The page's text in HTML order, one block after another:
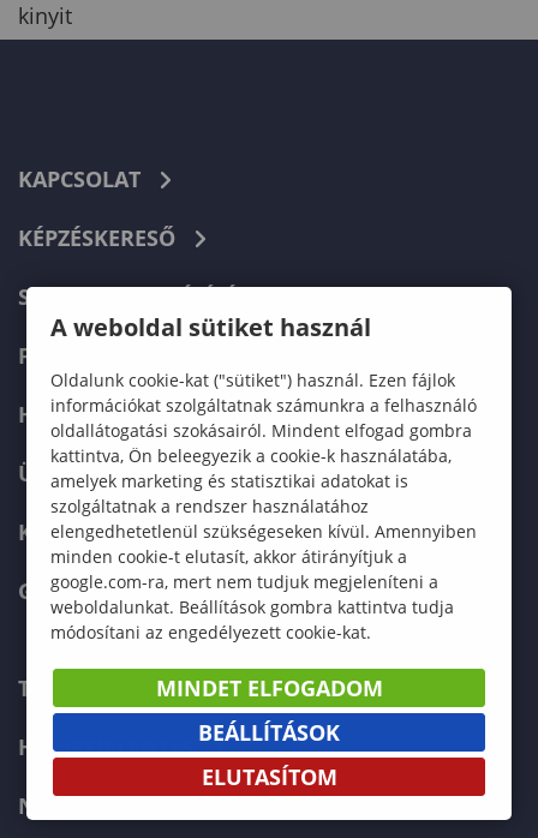
kinyit
KAPCSOLAT
KÉPZÉSKERESŐ
SZERVEZETI FELÉPÍTÉS
FELVÉTELIZŐKNEK
HALLGATÓKNAK
ÜZLETI PARTNEREKNEK
KARRIER
GREEN UNIVERSITY
TELEFONKÖNYV
HIBABEJELENTÉS
NEPTUN
A weboldal sütiket használ
Oldalunk cookie-kat ("sütiket") használ. Ezen fájlok
információkat szolgáltatnak számunkra a felhasználó
oldallátogatási szokásairól. Mindent elfogad gombra
kattintva, Ön beleegyezik a cookie-k használatába,
amelyek marketing és statisztikai adatokat is
szolgáltatnak a rendszer használatához
elengedhetetlenül szükségeseken kívül. Amennyiben
minden cookie-t elutasít, akkor átirányítjuk a
google.com-ra, mert nem tudjuk megjeleníteni a
weboldalunkat. Beállítások gombra kattintva tudja
módosítani az engedélyezett cookie-kat.
MINDET ELFOGADOM
BEÁLLÍTÁSOK
ELUTASÍTOM